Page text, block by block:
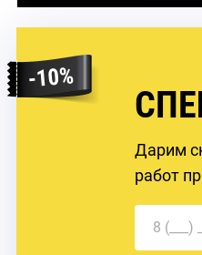
Дарим
работ